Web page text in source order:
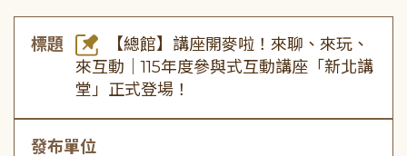
標題
【總館】講座開麥啦！來聊、來玩、
來互動｜115年度參與式互動講座「新北講
堂」正式登場！
發布單位